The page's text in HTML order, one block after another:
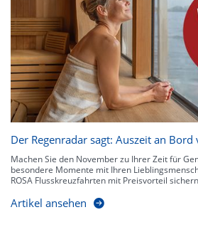
Der Regenradar sagt: Auszeit an Bord
Machen Sie den November zu Ihrer Zeit für
besondere Momente mit Ihren
ROSA Flusskreuzfahrten mit Preisvorteil
Artikel ansehen